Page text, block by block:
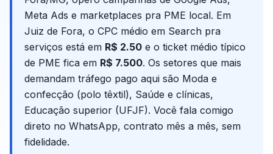
Meta Ads e marketplaces pra PME local. Em
Juiz de Fora, o CPC médio em Search pra
serviços está em R$ 2.50 e o ticket médio típico
de PME fica em R$ 7.500. Os setores que mais
demandam tráfego pago aqui são Moda e
confecção (polo têxtil), Saúde e clínicas,
Educação superior (UFJF). Você fala comigo
direto no WhatsApp, contrato mês a mês, sem
fidelidade.